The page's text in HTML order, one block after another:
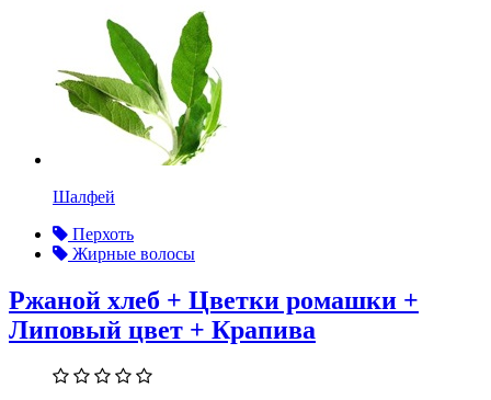
Шалфей
Перхоть
Жирные волосы
Ржаной хлеб + Цветки ромашки +
Липовый цвет + Крапива